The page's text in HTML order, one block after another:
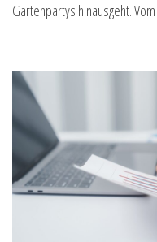
Gartenpartys hinausgeht.